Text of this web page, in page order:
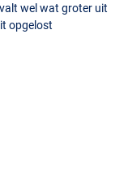
wel wat groter uit
opgelost